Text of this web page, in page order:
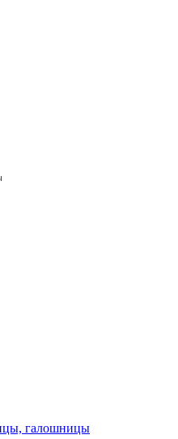
галошницы